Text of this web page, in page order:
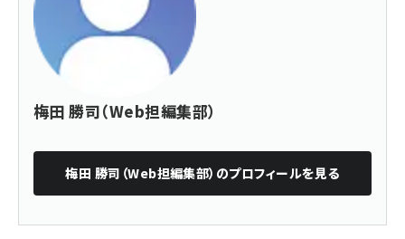
梅田 勝司（Web担編集部）
梅田 勝司（Web担編集部） のプロフィールを見る